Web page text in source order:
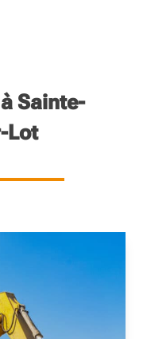
Sainte-
Lot